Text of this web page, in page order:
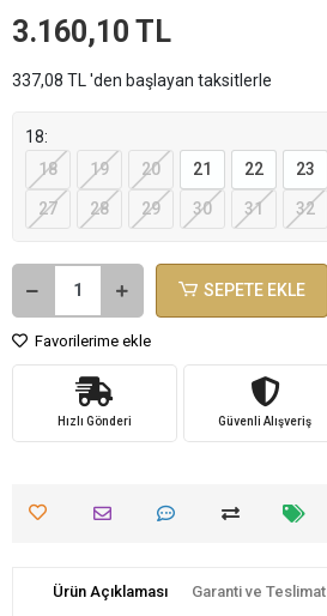
3.160,10 TL
337,08 TL 'den başlayan taksitlerle
18:
18
19 20 21 22 23
27 28 29 30 31 32
SEPETE EKLE
Favorilerime ekle
Hızlı Gönderi Güvenli Alışveriş
Ürün Açıklaması Garanti ve Teslimat